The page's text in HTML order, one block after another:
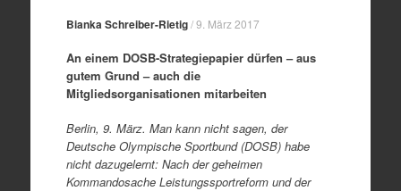
Bianka Schreiber-Rietig/9. März 2017
An einem DOSB-Strategiepapier dürfen – aus
gutem Grund – auch die
Mitgliedsorganisationen mitarbeiten
Berlin, 9. März. Man kann nicht sagen, der
Deutsche Olympische Sportbund (DOSB) habe
nicht dazugelernt: Nach der geheimen
Kommandosache Leistungssportreform und der